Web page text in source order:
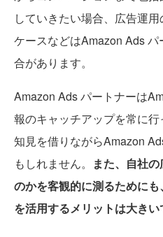
していきたい場合、広告運
ケースなどはAmazon Ads
合があります。
Amazon Ads パートナーは
報のキャッチアップを常に
知見を借りながらAmazon
もしれません。
また、自社
のかを客観的に測るために
を活用するメリットは大きい